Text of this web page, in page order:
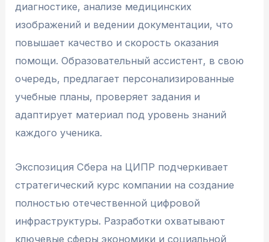
диагностике, анализе медицинских
изображений и ведении документации, что
повышает качество и скорость оказания
помощи. Образовательный ассистент, в свою
очередь, предлагает персонализированные
учебные планы, проверяет задания и
адаптирует материал под уровень знаний
каждого ученика.
Экспозиция Сбера на ЦИПР подчеркивает
стратегический курс компании на создание
полностью отечественной цифровой
инфраструктуры. Разработки охватывают
ключевые сферы экономики и социальной